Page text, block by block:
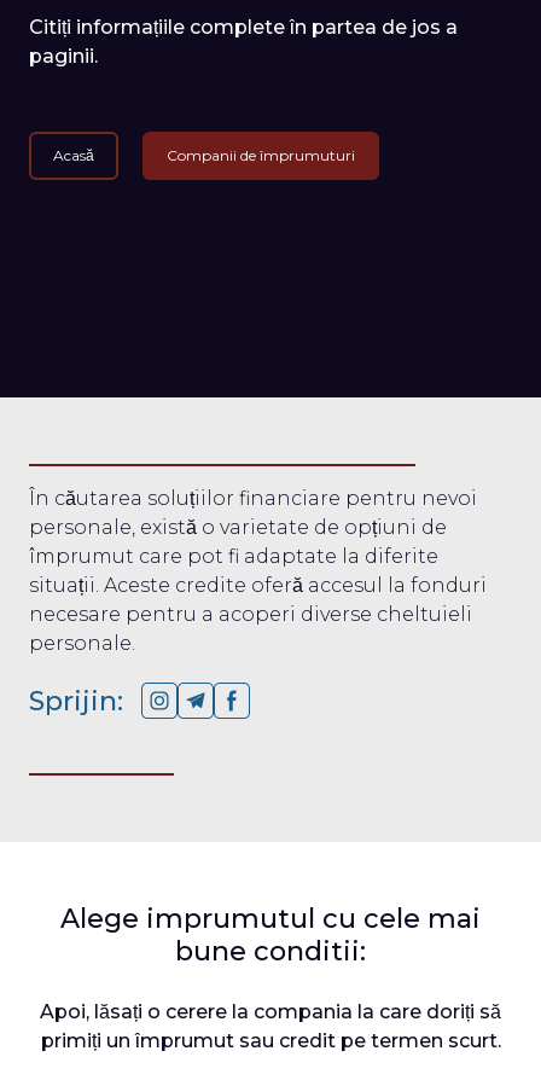
Citiți informațiile complete în partea de jos a
paginii.
Acasă Companii de împrumuturi
În căutarea soluțiilor financiare pentru nevoi
personale, există o varietate de opțiuni de
împrumut care pot fi adaptate la diferite
situații. Aceste credite oferă accesul la fonduri
necesare pentru a acoperi diverse cheltuieli
personale.
Sprijin:
Alege imprumutul cu cele mai
bune conditii:
Apoi, lăsați o cerere la compania la care doriți să
primiți un împrumut sau credit pe termen scurt.